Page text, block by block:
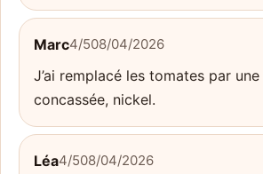
Marc4/508/04/2026
J’ai remplacé les tomates par
concassée, nickel.
Léa4/508/04/2026